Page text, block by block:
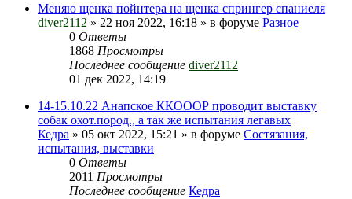
Меняю щенка пойнтера на щенка спрингер спаниеля
diver2112 » 22 ноя 2022, 16:18 » в форуме Разное
0 Ответы
1868 Просмотры
Последнее сообщение diver2112
01 дек 2022, 14:19
14-15.10.22 Анапское ККОООР проводит выставку
собак охот.пород., а так же испытания легавых
Кедра » 05 окт 2022, 15:21 » в форуме Состязания,
испытания, выставки
0 Ответы
2011 Просмотры
Последнее сообщение Кедра